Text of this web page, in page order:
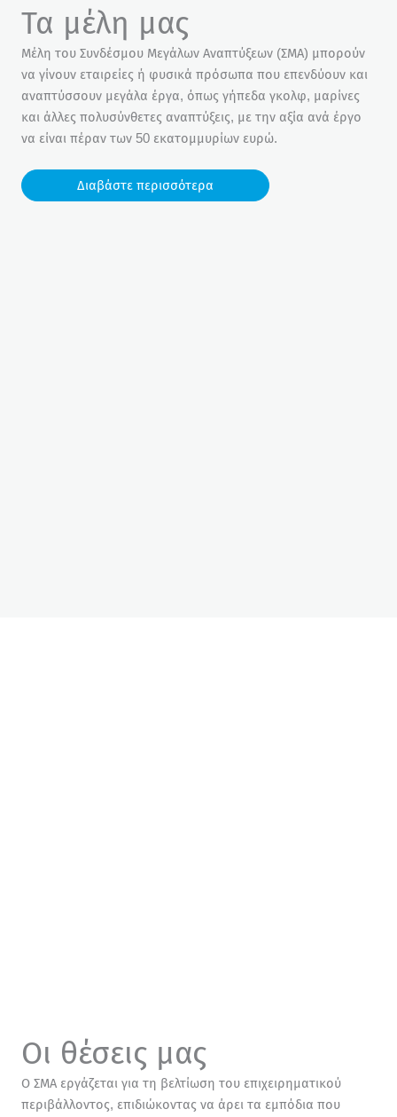
Τα μέλη μας​
Μέλη του Συνδέσμου Μεγάλων Αναπτύξεων (ΣΜΑ) μπορούν
να γίνουν εταιρείες ή φυσικά πρόσωπα που επενδύουν και
αναπτύσσουν μεγάλα έργα, όπως γήπεδα γκολφ, μαρίνες
και άλλες πολυσύνθετες αναπτύξεις, με την αξία ανά έργο
να είναι πέραν των 50 εκατομμυρίων ευρώ.
Διαβάστε περισσότερα
Οι θέσεις μας
Ο ΣΜΑ εργάζεται για τη βελτίωση του επιχειρηματικού
περιβάλλοντος, επιδιώκοντας να άρει τα εμπόδια που